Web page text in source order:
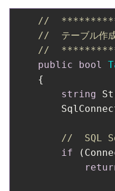
//
//  テーブル作
//
public
bool
    {
string
//  SQL
if